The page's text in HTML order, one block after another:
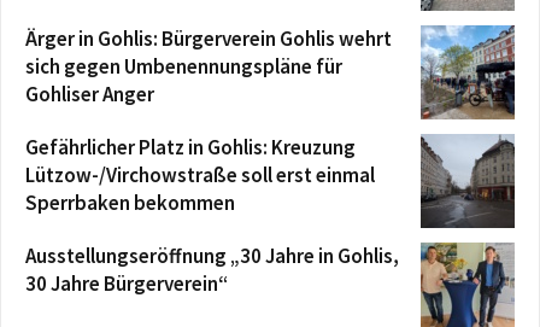
Ärger in Gohlis: Bürgerverein Gohlis wehrt
sich gegen Umbenennungspläne für
Gohliser Anger
Gefährlicher Platz in Gohlis: Kreuzung
Lützow-/Virchowstraße soll erst einmal
Sperrbaken bekommen
Ausstellungseröffnung „30 Jahre in Gohlis,
30 Jahre Bürgerverein“